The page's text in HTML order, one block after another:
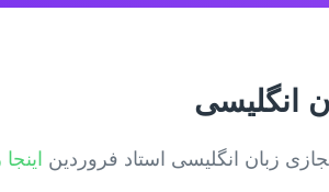
انگلیسی